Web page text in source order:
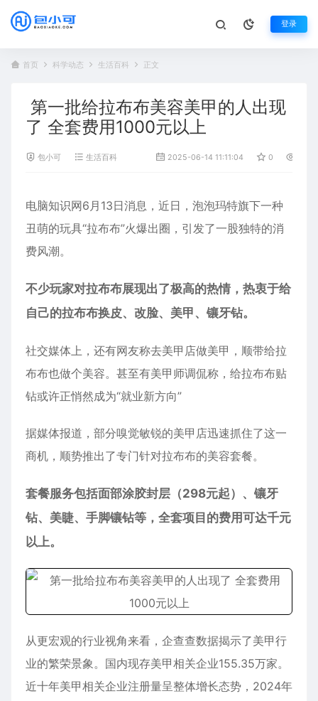
登录
首页 科学动态 生活百科 正文
第一批给拉布布美容美甲的人出现
了 全套费用1000元以上
包小可 生活百科 2025-06-14 11:11:04 0
电脑知识网6月13日消息，近日， 泡泡玛特旗下一种
丑萌的玩具“拉布布”火爆出圈，引发了一股独特的消
费风潮。
不少玩家对拉布布展现出了极高的热情，热衷于给
自己的拉布布换皮、改脸、美甲、镶牙钻。
社交媒体上，还有网友称去美甲店做美甲，顺带给拉
布布也做个美容。甚至有美甲师调侃称，给拉布布贴
钻或许正悄然成为“就业新方向”
据媒体报道，部分嗅觉敏锐的美甲店迅速抓住了这一
商机，顺势推出了专门针对拉布布的美容套餐。
套餐服务包括面部涂胶封层（298元起）、镶牙
钻、美睫、手脚镶钻等，全套项目的费用可达千元
以上。
从更宏观的行业视角来看，企查查数据揭示了美甲行
业的繁荣景象。国内现存美甲相关企业155.35万家。
近十年美甲相关企业注册量呈整体增长态势，2024年